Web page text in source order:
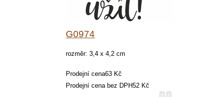
G0974
rozměr: 3,4 x 4,2 cm
Prodejní cena63 Kč
Prodejní cena bez DPH52 Kč